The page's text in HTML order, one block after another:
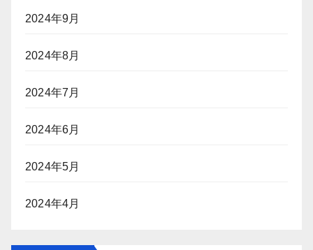
2024年9月
2024年8月
2024年7月
2024年6月
2024年5月
2024年4月